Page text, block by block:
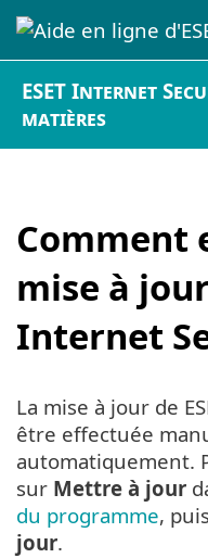
ESET Internet
matières
Comment
mise à jour
Internet
La mise à jour de
être effectuée
automatiquement.
sur Mettre à jour
du programme,
jour.